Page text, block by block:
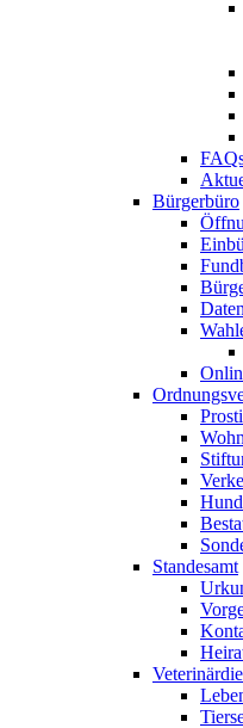
Bürgerbüro
Standesamt